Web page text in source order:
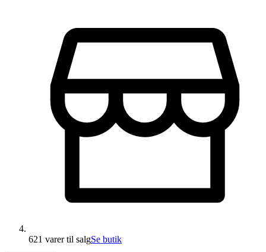
621 varertil salgSe butik